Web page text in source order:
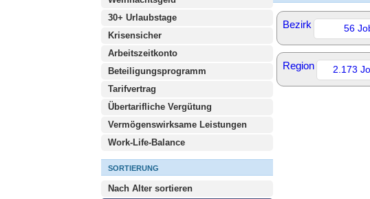
30+ Urlaubstage
Krisensicher
Arbeitszeitkonto
Beteiligungsprogramm
Tarifvertrag
Übertarifliche Vergütung
Vermögenswirksame Leistungen
Work-Life-Balance
SORTIERUNG
Nach Alter sortieren
Bezirk 56
Region 2.173